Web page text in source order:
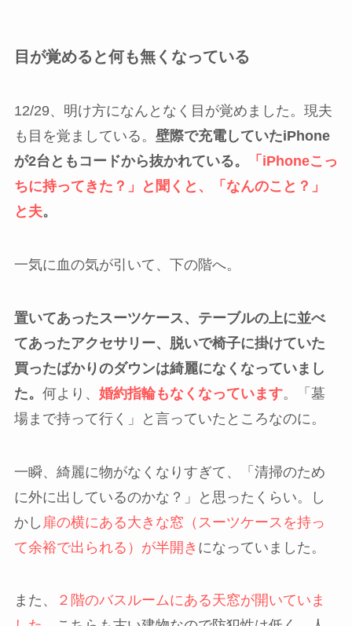
目が覚めると何も無くなっている
12/29、明け方になんとなく目が覚めました。現夫
も目を覚ましている。 壁際で充電していたiPhone
が2台ともコードから抜かれている。
「iPhoneこっ
ちに持ってきた？」と聞くと、「なんのこと？」
と夫。
一気に血の気が引いて、下の階へ。
置いてあったスーツケース、テーブルの上に並べ
てあったアクセサリー、脱いで椅子に掛けていた
買ったばかりのダウンは綺麗になくなっていまし
た。 何より、 婚約指輪もなくなっています。「墓
場まで持って行く」と言っていたところなのに。
一瞬、綺麗に物がなくなりすぎて、「清掃のため
に外に出しているのかな？」と思ったくらい。し
かし 扉の横にある大きな窓（スーツケースを持っ
て余裕で出られる）が半開き になっていました。
また、
２階のバスルームにある天窓が開いていま